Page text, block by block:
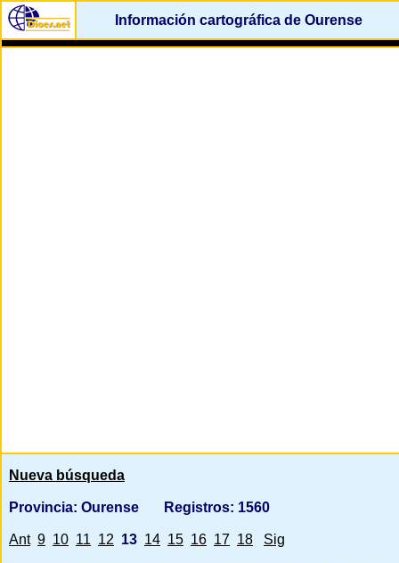
Información cartográfica de Ourense
Nueva búsqueda
Provincia: Ourense Registros: 1560
Ant 9 10 11 12 13 14 15 16 17 18 Sig